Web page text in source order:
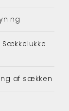
af sækken